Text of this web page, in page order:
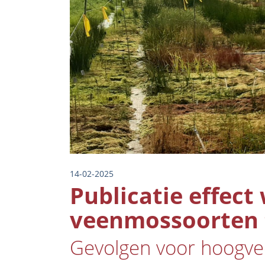
14-02-2025
Publicatie
Gevolgen voor